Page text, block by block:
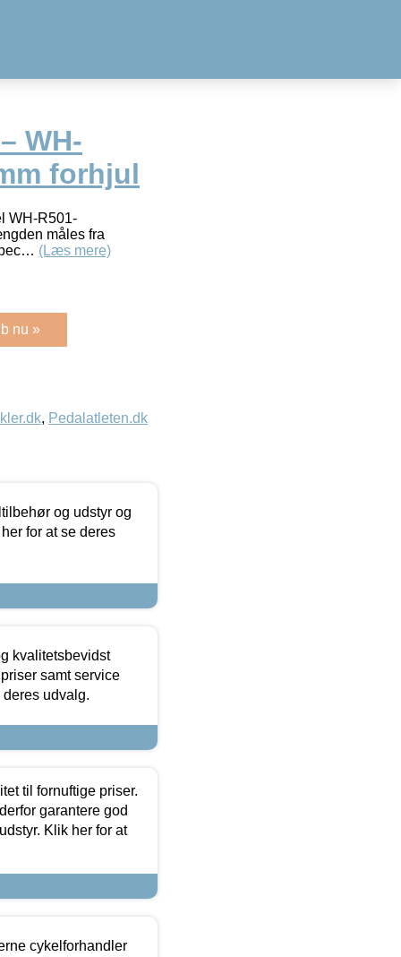
WH-
forhjul
WH-R501-
måles fra
(Læs mere)
nu »
, Pedalatleten.dk
og udstyr og
for at se deres
kvalitetsbevidst
samt service
udvalg.
til fornuftige priser.
garantere god
Klik her for at
cykelforhandler